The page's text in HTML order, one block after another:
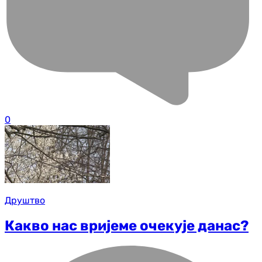
0
Друштво
Какво нас вријеме очекује данас?